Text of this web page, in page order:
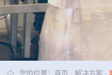
您的位置： 首页· 解决方案·